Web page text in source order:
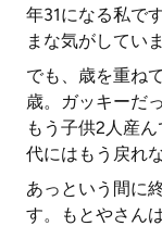
年31になる私で
まな気がしてい
でも、歳を重ね
歳。ガッキーだ
もう子供2人産
代にはもう戻れ
あっという間に
す。もとやさん